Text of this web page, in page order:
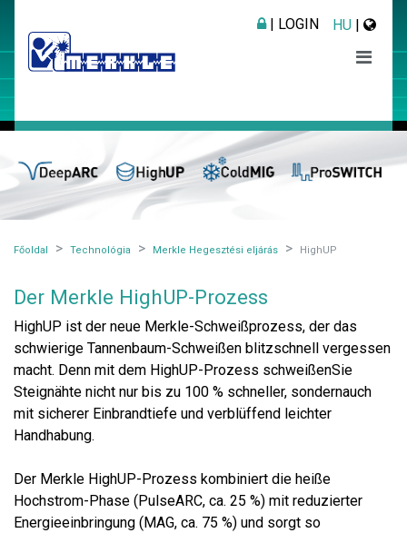
| LOGIN HU |
Főoldal Technológia Merkle Hegesztési eljárás HighUP
Der Merkle HighUP-Prozess
HighUP ist der neue Merkle-Schweißprozess, der das
schwierige Tannenbaum-Schweißen blitzschnell vergessen
macht. Denn mit dem HighUP-Prozess schweißenSie
Steignähte nicht nur bis zu 100 % schneller, sondernauch
mit sicherer Einbrandtiefe und verblüffend leichter
Handhabung.
Der Merkle HighUP-Prozess kombiniert die heiße
Hochstrom-Phase (PulseARC, ca. 25 %) mit reduzierter
Energieeinbringung (MAG, ca. 75 %) und sorgt so